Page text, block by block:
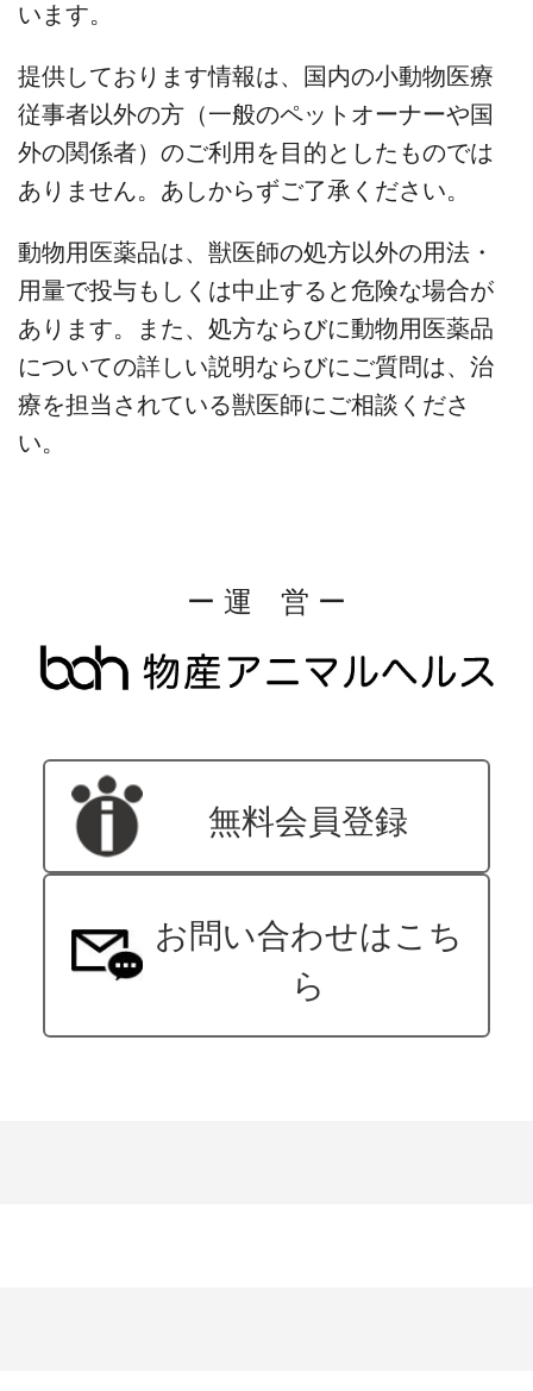
います。
提供しております情報は、国内の小動物医療
従事者以外の方（一般のペットオーナーや国
外の関係者）のご利用を目的としたものでは
ありません。あしからずご了承ください。
動物用医薬品は、獣医師の処方以外の用法・
用量で投与もしくは中止すると危険な場合が
あります。また、処方ならびに動物用医薬品
についての詳しい説明ならびにご質問は、治
療を担当されている獣医師にご相談くださ
い。
ー 運 営 ー
無料会員登録
お問い合わせはこち
ら